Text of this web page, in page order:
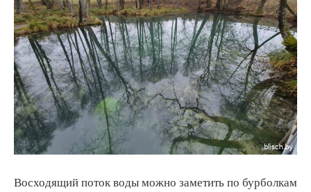
Восходящий поток воды можно заметить по бурболкам